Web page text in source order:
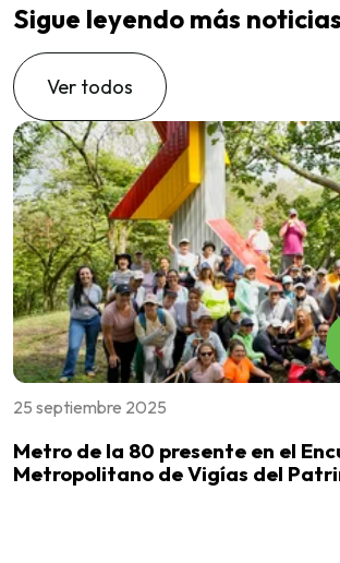
Sigue leyendo más noticias
Ver todos
25 septiembre 2025
Metro de la 80 presente en el
Metropolitano de Vigías del